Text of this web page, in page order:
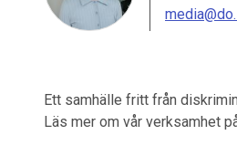
Ett samhälle fritt från
Läs mer om vår verksamhet